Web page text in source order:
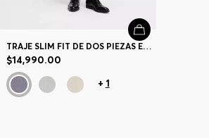
TRAJE SLIM FIT DE DOS PIEZAS EN TEJIDO CON MICROESTAMPADO
$14,990.00
+ 1